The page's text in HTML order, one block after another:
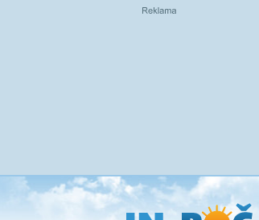
Přejít
na
hlavní